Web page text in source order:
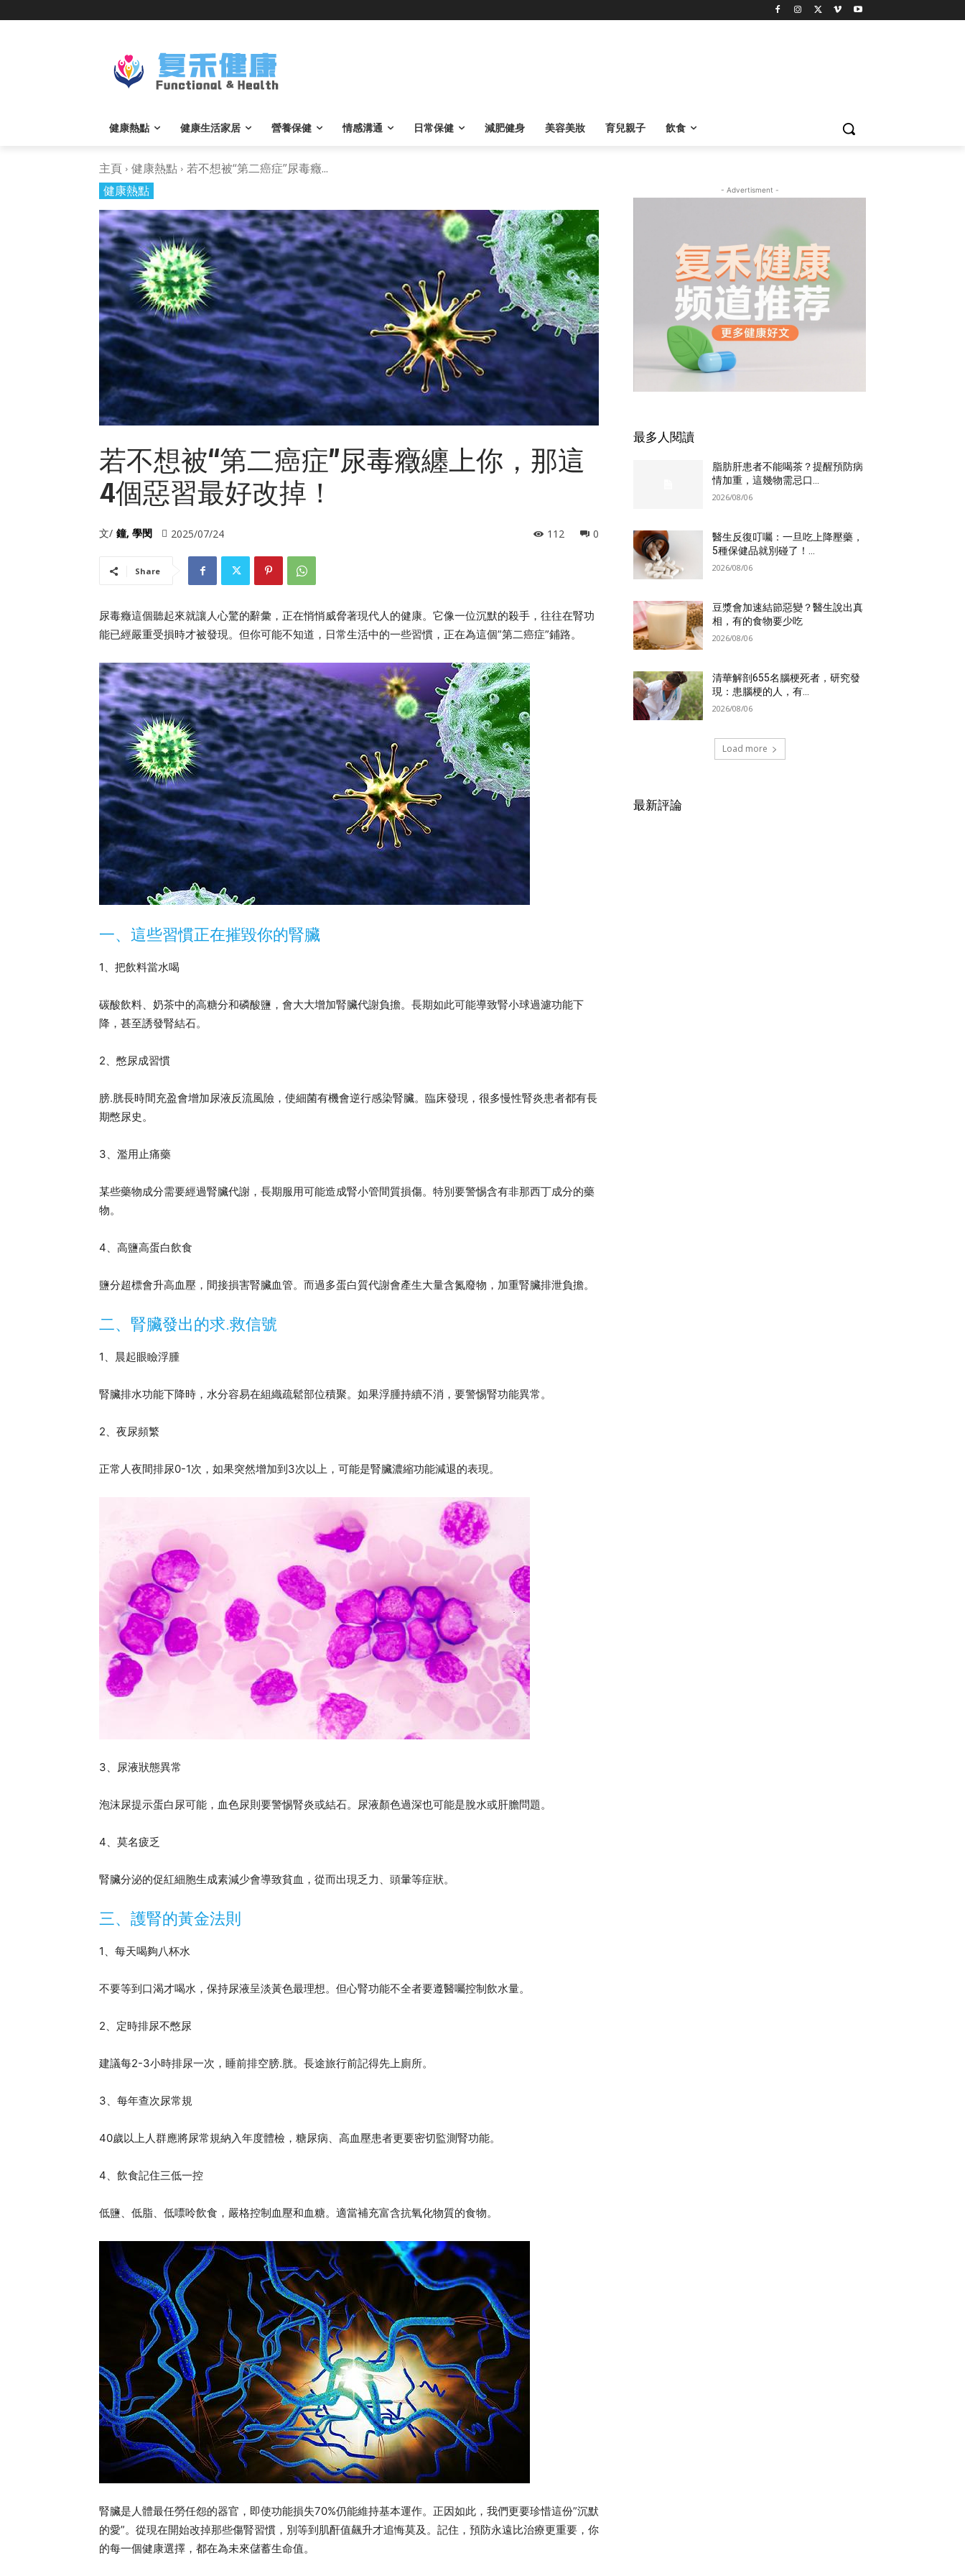
健康熱點 健康生活家居 營養保健 情感溝通 日常保健 減肥健身 美容美妝 育兒親子 飲食
主頁 健康熱點 若不想被“第二癌症”尿毒癥...
健康熱點
若不想被“第二癌症”尿毒癥纏上你，那這
4個惡習最好改掉！
文/ 鐘, 學閔 2025/07/24 0
112
Share
尿毒癥這個聽起來就讓人心驚的辭彙，正在悄悄威脅著現代人的健康。它像一位沉默的殺手，往往在腎功
能已經嚴重受損時才被發現。但你可能不知道，日常生活中的一些習慣，正在為這個”第二癌症”鋪路。
一、這些習慣正在摧毀你的腎臟
1、把飲料當水喝
碳酸飲料、奶茶中的高糖分和磷酸鹽，會大大增加腎臟代謝負擔。長期如此可能導致腎小球過濾功能下
降，甚至誘發腎結石。
2、憋尿成習慣
膀.胱長時間充盈會增加尿液反流風險，使細菌有機會逆行感染腎臟。臨床發現，很多慢性腎炎患者都有長
期憋尿史。
3、濫用止痛藥
某些藥物成分需要經過腎臟代謝，長期服用可能造成腎小管間質損傷。特別要警惕含有非那西丁成分的藥
物。
4、高鹽高蛋白飲食
鹽分超標會升高血壓，間接損害腎臟血管。而過多蛋白質代謝會產生大量含氮廢物，加重腎臟排泄負擔。
二、腎臟發出的求.救信號
1、晨起眼瞼浮腫
腎臟排水功能下降時，水分容易在組織疏鬆部位積聚。如果浮腫持續不消，要警惕腎功能異常。
2、夜尿頻繁
正常人夜間排尿0-1次，如果突然增加到3次以上，可能是腎臟濃縮功能減退的表現。
3、尿液狀態異常
泡沫尿提示蛋白尿可能，血色尿則要警惕腎炎或結石。尿液顏色過深也可能是脫水或肝膽問題。
4、莫名疲乏
腎臟分泌的促紅細胞生成素減少會導致貧血，從而出現乏力、頭暈等症狀。
三、護腎的黃金法則
1、每天喝夠八杯水
不要等到口渴才喝水，保持尿液呈淡黃色最理想。但心腎功能不全者要遵醫囑控制飲水量。
2、定時排尿不憋尿
建議每2-3小時排尿一次，睡前排空膀.胱。長途旅行前記得先上廁所。
3、每年查次尿常規
40歲以上人群應將尿常規納入年度體檢，糖尿病、高血壓患者更要密切監測腎功能。
4、飲食記住三低一控
低鹽、低脂、低嘌呤飲食，嚴格控制血壓和血糖。適當補充富含抗氧化物質的食物。
腎臟是人體最任勞任怨的器官，即使功能損失70%仍能維持基本運作。正因如此，我們更要珍惜這份”沉默
的愛”。從現在開始改掉那些傷腎習慣，別等到肌酐值飆升才追悔莫及。記住，預防永遠比治療更重要，你
的每一個健康選擇，都在為未來儲蓄生命值。
- Advertisment -
最多人閱讀
脂肪肝患者不能喝茶？提醒預防病
情加重，這幾物需忌口...
2026/08/06
醫生反復叮囑：一旦吃上降壓藥，
5種保健品就別碰了！...
2026/08/06
豆漿會加速結節惡變？醫生說出真
相，有的食物要少吃
2026/08/06
清華解剖655名腦梗死者，研究發
現：患腦梗的人，有...
2026/08/06
Load more
最新評論